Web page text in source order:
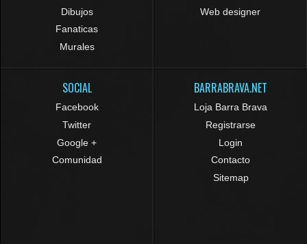
Dibujos
Fanaticas
Murales
Web designer
SOCIAL
Facebook
Twitter
Google +
Comunidad
BARRABRAVA.NET
Loja Barra Brava
Registrarse
Login
Contacto
Sitemap